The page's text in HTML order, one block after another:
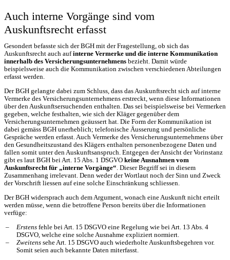
Auch interne Vorgänge sind vom
Auskunftsrecht erfasst
Gesondert befasste sich der BGH mit der Fragestellung, ob sich das
Auskunftsrecht auch aufinterne Vermerke und die interne Kommunikation
innerhalb des Versicherungsunternehmens bezieht. Damit würde
beispielsweise auch die Kommunikation zwischen verschiedenen Abteilungen
erfasst werden.
Der BGH gelangte dabei zum Schluss, dass das Auskunftsrecht sich auf interne
Vermerke des Versicherungsunternehmens erstreckt, wenn diese Informationen
über den Auskunftsersuchenden enthalten. Das sei beispielsweise bei Vermerken
gegeben, welche festhalten, wie sich der Kläger gegenüber dem
Versicherungsunternehmen geäussert hat. Die Form der Kommunikation ist
dabei gemäss BGH unerheblich; telefonische Äusserung und persönliche
Gespräche werden erfasst. Auch Vermerke des Versicherungsunternehmens über
den Gesundheitszustand des Klägers enthalten personenbezogene Daten und
fallen somit unter den Auskunftsanspruch. Entgegen der Ansicht der Vorinstanz
gibt es laut BGH bei Art. 15 Abs. 1 DSGVO keine Ausnahmen vom
Auskunftsrecht für „interne Vorgänge“. Dieser Begriff sei in diesem
Zusammenhang irrelevant. Denn weder der Wortlaut noch der Sinn und Zweck
der Vorschrift liessen auf eine solche Einschränkung schliessen.
Der BGH widersprach auch dem Argument, wonach eine Auskunft nicht erteilt
werden müsse, wenn die betroffene Person bereits über die Informationen
verfüge:
Erstens fehle bei Art. 15 DSGVO eine Regelung wie bei Art. 13 Abs. 4
DSGVO, welche eine solche Ausnahme expliziert normiert.
Zweitens sehe Art. 15 DSGVO auch wiederholte Auskunftsbegehren vor.
Somit seien auch bekannte Daten miterfasst.